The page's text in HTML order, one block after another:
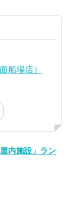
船場店）
内施設」ラン